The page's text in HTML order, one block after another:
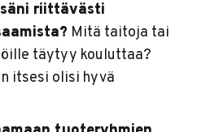
riittävästi
Mitä taitoja tai
täytyy kouluttaa?
itsesi olisi hyvä